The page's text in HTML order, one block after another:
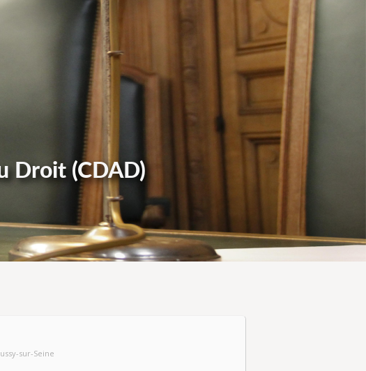
Droit (CDAD)
sur-Seine